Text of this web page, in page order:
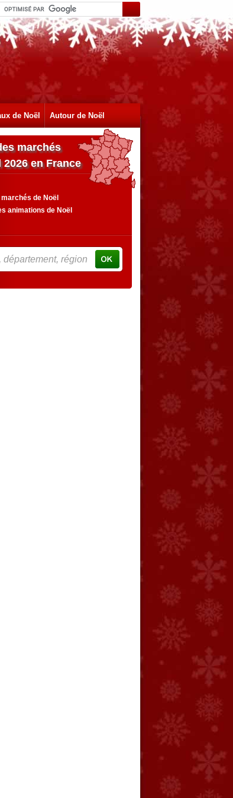
de Noël Autour de Noël
marchés
2026 en France
de Noël
animations de Noël